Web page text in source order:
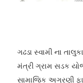
ગઢડા સ્વામી ના
મંત્રી ગ્રામ સડક
સામાજિક અગ્રણી